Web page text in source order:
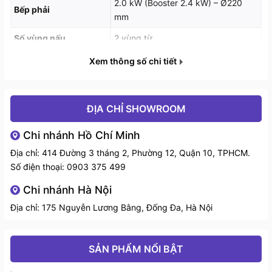
cấp cho bếp không ổn định đảm bảo an toàn cho
điện, có độ bền cao. Ngoài ra khi khách hàng không
mặt đá vì hãng sản xuất thiết kế thêm 4 chân lắp
Bếp phải
2.0 kW (Booster 2.4 kW) – Ø220
mm
Số vùng nấu 2 vùng từ
Malaysia
Xem thông số chi tiết
ĐỊA CHỈ SHOWROOM
Chi nhánh Hồ Chí Minh
Địa chỉ: 414 Đường 3 tháng 2, Phường 12, Quận 10, TPHCM.
Số điện thoại: 0903 375 499
Chi nhánh Hà Nội
Địa chỉ: 175 Nguyễn Lương Bằng, Đống Đa, Hà Nội
SẢN PHẨM NỔI BẬT